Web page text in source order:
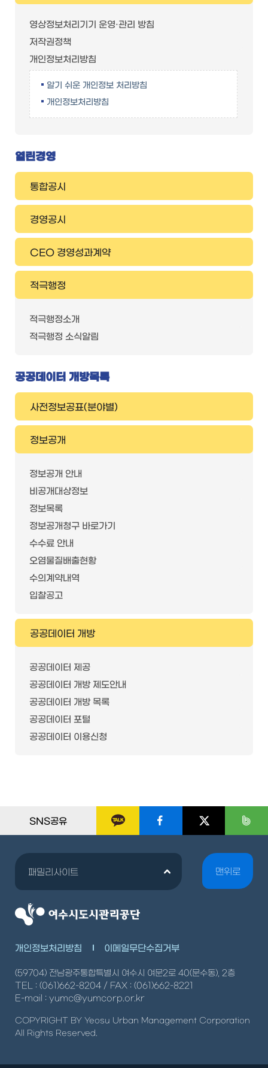
영상정보처리기기 운영·관리 방침
저작권정책
개인정보처리방침
알기 쉬운 개인정보 처리방침
개인정보처리방침
열린경영
통합공시
경영공시
CEO 경영성과계약
적극행정
적극행정소개
적극행정 소식알림
공공데이터 개방목록
사전정보공표(분야별)
정보공개
정보공개 안내
비공개대상정보
정보목록
정보공개청구 바로가기
수수료 안내
오염물질배출현황
수의계약내역
입찰공고
공공데이터 개방
공공데이터 제공
공공데이터 개방 제도안내
공공데이터 개방 목록
공공데이터 포털
공공데이터 이용신청
SNS공유
패밀리사이트
개인정보처리방침 이메일무단수집거부
(59704) 전남광주통합특별시 여수시 여문2로 40(문수동), 2층
TEL : (061)662-8204 / FAX : (061)662-8221
E-mail : yumc@yumcorp.or.kr
COPYRIGHT BY Yeosu Urban Management Corporation
All Rights Reserved.
맨위로